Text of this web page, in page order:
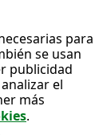
para
se usan
publicidad
el
más
.